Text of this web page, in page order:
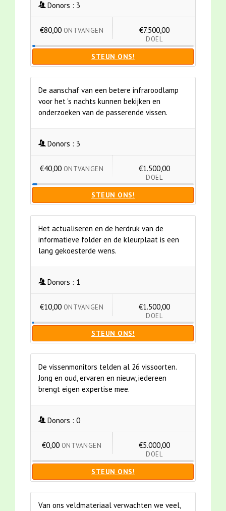
Donors : 3
€80,00 ONTVANGEN €7.500,00
DOEL
STEUN ONS!
De aanschaf van een betere infraroodlamp
voor het 's nachts kunnen bekijken en
onderzoeken van de passerende vissen.
Donors : 3
€40,00 ONTVANGEN €1.500,00
DOEL
STEUN ONS!
Het actualiseren en de herdruk van de
informatieve folder en de kleurplaat is een
lang gekoesterde wens.
Donors : 1
€10,00 ONTVANGEN €1.500,00
DOEL
STEUN ONS!
De vissenmonitors telden al 26 vissoorten.
Jong en oud, ervaren en nieuw, iedereen
brengt eigen expertise mee.
Donors : 0
€0,00 ONTVANGEN €5.000,00
DOEL
STEUN ONS!
Van ons veldmateriaal verwachten we veel,